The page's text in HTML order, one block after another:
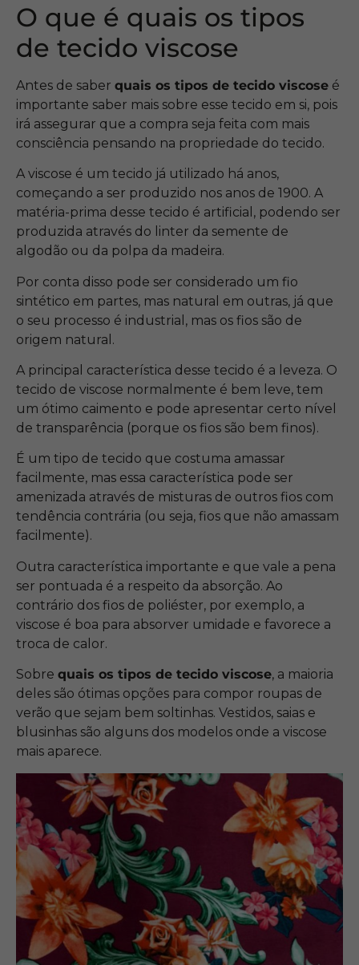
O que é quais os tipos
de tecido viscose
Antes de saber quais os tipos de tecido viscose é
importante saber mais sobre esse tecido em si, pois
irá assegurar que a compra seja feita com mais
consciência pensando na propriedade do tecido.
A viscose é um tecido já utilizado há anos,
começando a ser produzido nos anos de 1900. A
matéria-prima desse tecido é artificial, podendo ser
produzida através do linter da semente de
algodão ou da polpa da madeira.
Por conta disso pode ser considerado um fio
sintético em partes, mas natural em outras, já que
o seu processo é industrial, mas os fios são de
origem natural.
A principal característica desse tecido é a leveza. O
tecido de viscose normalmente é bem leve, tem
um ótimo caimento e pode apresentar certo nível
de transparência (porque os fios são bem finos).
É um tipo de tecido que costuma amassar
facilmente, mas essa característica pode ser
amenizada através de misturas de outros fios com
tendência contrária (ou seja, fios que não amassam
facilmente).
Outra característica importante e que vale a pena
ser pontuada é a respeito da absorção. Ao
contrário dos fios de poliéster, por exemplo, a
viscose é boa para absorver umidade e favorece a
troca de calor.
Sobre quais os tipos de tecido viscose, a maioria
deles são ótimas opções para compor roupas de
verão que sejam bem soltinhas. Vestidos, saias e
blusinhas são alguns dos modelos onde a viscose
mais aparece.